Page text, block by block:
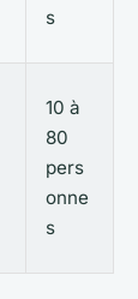
s
10 à
80
pers
onne
s